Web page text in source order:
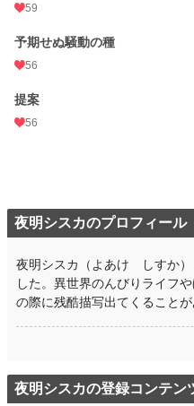
59
予期せぬ騒動の種
56
提案
56
夜明シスカのプロフィール
夜明シスカ（よあけ しすか）
した。異世界のんびりライフ
の際に残酷描写出てくることが
夜明シスカの登録コンテン